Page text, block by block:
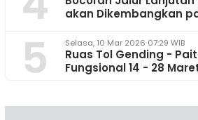
akan Dikembangkan
5 Selasa, 10 Mar 2026 07:29 WIB
Ruas Tol Gending -
Fungsional 14 - 28